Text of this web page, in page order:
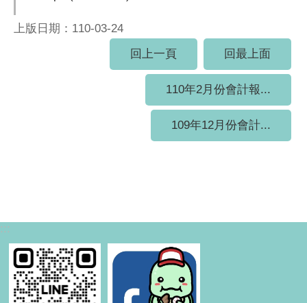
上版日期：110-03-24
回上一頁
回最上面
110年2月份會計報...
109年12月份會計...
:::